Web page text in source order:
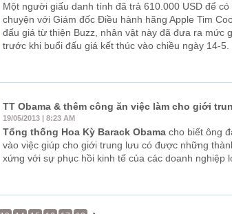
Một người giấu danh tính đã trả 610.000 USD để
chuyện với Giám đốc Điều hành hãng Apple Tim
đấu giá từ thiện Buzz, nhân vật này đã đưa ra mức
trước khi buổi đấu giá kết thúc vào chiều ngày 14-5.
TT Obama & thêm công ăn việc làm cho giới
19/05/2013 | 8:23 AM
Tổng thống Hoa Kỳ Barack Obamacho biết ông
vào việc giúp cho giới trung lưu có được những
xứng với sự phục hồi kinh tế của các doanh nghiệp